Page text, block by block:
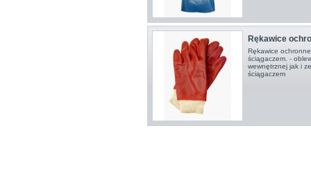
Rękawice
Rękawice
ściągaczem. -
wewnętrznej jak i
ściągaczem